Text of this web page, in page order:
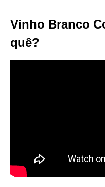
Vinho Branco
quê?